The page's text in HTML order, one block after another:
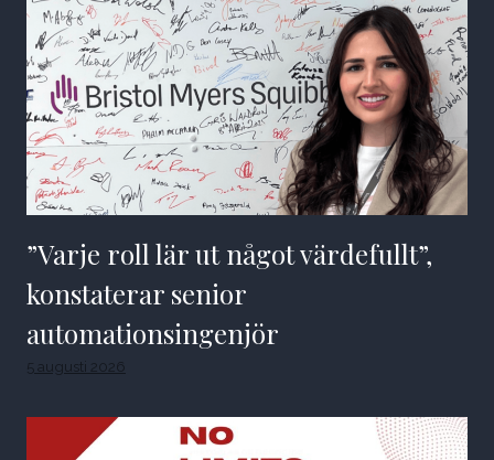
”Varje roll lär ut något värdefullt”,
konstaterar senior
automationsingenjör
5 augusti 2026